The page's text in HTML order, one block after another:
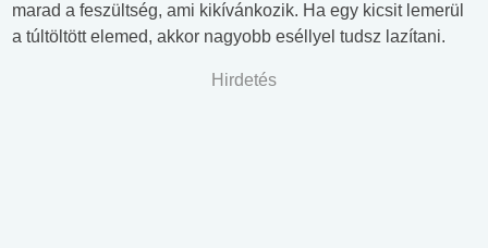
marad a feszültség, ami kikívánkozik. Ha egy kicsit lemerül
a túltöltött elemed, akkor nagyobb eséllyel tudsz lazítani.
Hirdetés